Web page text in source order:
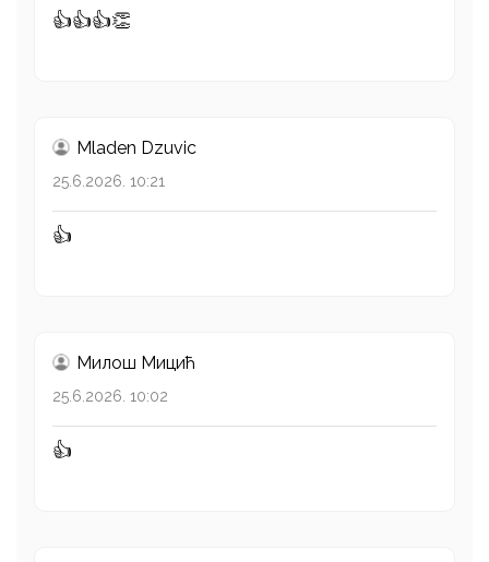
👍👍👍👏
Mladen Dzuvic
25.6.2026. 10:21
👍
Милош Mицић
25.6.2026. 10:02
👍